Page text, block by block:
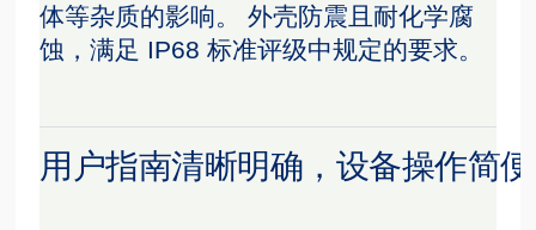
体等杂质的影响。 外壳防震且耐化学腐
蚀，满足 IP68 标准评级中规定的要求。
用户指南清晰明确，设备操作简便